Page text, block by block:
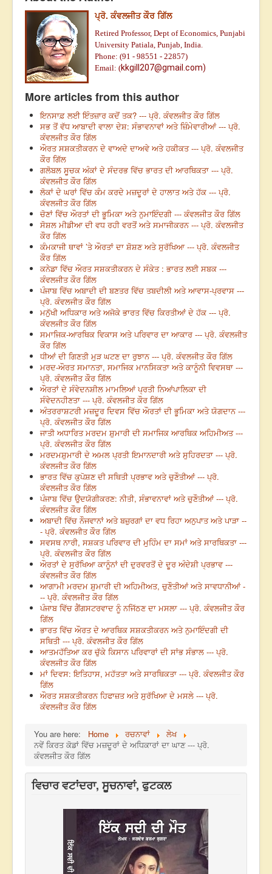
ਪ੍ਰੋ. ਕੰਵਲਜੀਤ ਕੌਰ ਗਿੱਲ
Retired Professor, Dept of Economics, Punjabi
University Patiala, Punjab, India.
Phone: (91 - 98551 - 22857)
Email: (kkgill207@gmail.com)
More articles from this author
ਇਨਸਾਫ਼ ਲਈ ਇੰਤਜ਼ਾਰ ਕਦੋਂ ਤਕ? --- ਪ੍ਰੋ. ਕੰਵਲਜੀਤ ਕੌਰ ਗਿੱਲ
ਸਭ ਤੋਂ ਵੱਧ ਆਬਾਦੀ ਵਾਲਾ ਦੇਸ਼: ਸੰਭਾਵਨਾਵਾਂ ਅਤੇ ਜ਼ਿੰਮੇਵਾਰੀਆਂ --- ਪ੍ਰੋ.
ਕੰਵਲਜੀਤ ਕੌਰ ਗਿੱਲ
ਔਰਤ ਸਸ਼ਕਤੀਕਰਨ ਦੇ ਵਾਅਦੇ ਦਾਅਵੇ ਅਤੇ ਹਕੀਕਤ --- ਪ੍ਰੋ. ਕੰਵਲਜੀਤ
ਕੌਰ ਗਿੱਲ
ਗਲੋਬਲ ਸੂਚਕ ਅੰਕਾਂ ਦੇ ਸੰਦਰਭ ਵਿੱਚ ਭਾਰਤ ਦੀ ਆਰਥਿਕਤਾ --- ਪ੍ਰੋ.
ਕੰਵਲਜੀਤ ਕੌਰ ਗਿੱਲ
ਲੋਕਾਂ ਦੇ ਘਰਾਂ ਵਿੱਚ ਕੰਮ ਕਰਦੇ ਮਜ਼ਦੂਰਾਂ ਦੇ ਹਾਲਾਤ ਅਤੇ ਹੱਕ --- ਪ੍ਰੋ.
ਕੰਵਲਜੀਤ ਕੌਰ ਗਿੱਲ
ਚੋਣਾਂ ਵਿੱਚ ਔਰਤਾਂ ਦੀ ਭੂਮਿਕਾ ਅਤੇ ਨੁਮਾਇੰਦਗੀ --- ਕੰਵਲਜੀਤ ਕੌਰ ਗਿੱਲ
ਸੋਸ਼ਲ ਮੀਡੀਆ ਦੀ ਵਧ ਰਹੀ ਵਰਤੋਂ ਅਤੇ ਸਮਾਜੀਕਰਨ --- ਪ੍ਰੋ. ਕੰਵਲਜੀਤ
ਕੌਰ ਗਿੱਲ
ਕੰਮਕਾਜੀ ਥਾਵਾਂ ’ਤੇ ਔਰਤਾਂ ਦਾ ਸ਼ੋਸ਼ਣ ਅਤੇ ਸੁਰੱਖਿਆ --- ਪ੍ਰੋ. ਕੰਵਲਜੀਤ
ਕੌਰ ਗਿੱਲ
ਕਨੇਡਾ ਵਿੱਚ ਔਰਤ ਸਸ਼ਕਤੀਕਰਨ ਦੇ ਸੰਕੇਤ : ਭਾਰਤ ਲਈ ਸਬਕ ---
ਕੰਵਲਜੀਤ ਕੌਰ ਗਿੱਲ
ਪੰਜਾਬ ਵਿੱਚ ਅਬਾਦੀ ਦੀ ਬਣਤਰ ਵਿੱਚ ਤਬਦੀਲੀ ਅਤੇ ਆਵਾਸ-ਪ੍ਰਵਾਸ ---
ਪ੍ਰੋ. ਕੰਵਲਜੀਤ ਕੌਰ ਗਿੱਲ
ਮਨੁੱਖੀ ਅਧਿਕਾਰ ਅਤੇ ਅਜੋਕੇ ਭਾਰਤ ਵਿੱਚ ਕਿਰਤੀਆਂ ਦੇ ਹੱਕ --- ਪ੍ਰੋ.
ਕੰਵਲਜੀਤ ਕੌਰ ਗਿੱਲ
ਸਮਾਜਿਕ-ਆਰਥਿਕ ਵਿਕਾਸ ਅਤੇ ਪਰਿਵਾਰ ਦਾ ਆਕਾਰ --- ਪ੍ਰੋ. ਕੰਵਲਜੀਤ
ਕੌਰ ਗਿੱਲ
ਧੀਆਂ ਦੀ ਗਿਣਤੀ ਮੁੜ ਘਟਣ ਦਾ ਰੁਝਾਨ --- ਪ੍ਰੋ. ਕੰਵਲਜੀਤ ਕੌਰ ਗਿੱਲ
ਮਰਦ-ਔਰਤ ਸਮਾਨਤਾ, ਸਮਾਜਿਕ ਮਾਨਸਿਕਤਾ ਅਤੇ ਕਾਨੂੰਨੀ ਵਿਵਸਥਾ ---
ਪ੍ਰੋ. ਕੰਵਲਜੀਤ ਕੌਰ ਗਿੱਲ
ਔਰਤਾਂ ਦੇ ਸੰਵੇਦਨਸ਼ੀਲ ਮਾਮਲਿਆਂ ਪ੍ਰਤੀ ਨਿਆਂਪਾਲਿਕਾ ਦੀ
ਸੰਵੇਦਨਹੀਣਤਾ --- ਪ੍ਰੋ. ਕੰਵਲਜੀਤ ਕੌਰ ਗਿੱਲ
ਅੰਤਰਰਾਸ਼ਟਰੀ ਮਜ਼ਦੂਰ ਦਿਵਸ ਵਿੱਚ ਔਰਤਾਂ ਦੀ ਭੂਮਿਕਾ ਅਤੇ ਯੋਗਦਾਨ ---
ਪ੍ਰੋ. ਕੰਵਲਜੀਤ ਕੌਰ ਗਿੱਲ
ਜਾਤੀ ਅਧਾਰਿਤ ਮਰਦਮ ਸ਼ੁਮਾਰੀ ਦੀ ਸਮਾਜਿਕ ਆਰਥਿਕ ਅਹਿਮੀਅਤ ---
ਪ੍ਰੋ. ਕੰਵਲਜੀਤ ਕੌਰ ਗਿੱਲ
ਮਰਦਮਸ਼ੁਮਾਰੀ ਦੇ ਅਮਲ ਪ੍ਰਤੀ ਇਮਾਨਦਾਰੀ ਅਤੇ ਸੁਹਿਰਦਤਾ --- ਪ੍ਰੋ.
ਕੰਵਲਜੀਤ ਕੌਰ ਗਿੱਲ
ਭਾਰਤ ਵਿੱਚ ਕੁਪੋਸ਼ਣ ਦੀ ਸਥਿਤੀ ਪ੍ਰਭਾਵ ਅਤੇ ਚੁਣੌਤੀਆਂ --- ਪ੍ਰੋ.
ਕੰਵਲਜੀਤ ਕੌਰ ਗਿੱਲ
ਪੰਜਾਬ ਵਿੱਚ ਉਦਯੋਗੀਕਰਣ: ਨੀਤੀ, ਸੰਭਾਵਨਾਵਾਂ ਅਤੇ ਚੁਣੌਤੀਆਂ --- ਪ੍ਰੋ.
ਕੰਵਲਜੀਤ ਕੌਰ ਗਿੱਲ
ਅਬਾਦੀ ਵਿੱਚ ਨੌਜਵਾਨਾਂ ਅਤੇ ਬਜ਼ੁਰਗਾਂ ਦਾ ਵਧ ਰਿਹਾ ਅਨੁਪਾਤ ਅਤੇ ਪਾੜਾ --
- ਪ੍ਰੋ. ਕੰਵਲਜੀਤ ਕੌਰ ਗਿੱਲ
ਸਵਸਥ ਨਾਰੀ, ਸਸ਼ਕਤ ਪਰਿਵਾਰ ਦੀ ਮੁਹਿੰਮ ਦਾ ਸਮਾਂ ਅਤੇ ਸਾਰਥਿਕਤਾ ---
ਪ੍ਰੋ. ਕੰਵਲਜੀਤ ਕੌਰ ਗਿੱਲ
ਔਰਤਾਂ ਦੇ ਸੁਰੱਖਿਆ ਕਾਨੂੰਨਾਂ ਦੀ ਦੁਰਵਰਤੋਂ ਦੇ ਦੂਰ ਅੰਦੇਸ਼ੀ ਪ੍ਰਭਾਵ ---
ਕੰਵਲਜੀਤ ਕੌਰ ਗਿੱਲ
ਆਗਾਮੀ ਮਰਦਮ ਸ਼ੁਮਾਰੀ ਦੀ ਅਹਿਮੀਅਤ, ਚੁਣੌਤੀਆਂ ਅਤੇ ਸਾਵਧਾਨੀਆਂ -
-- ਪ੍ਰੋ. ਕੰਵਲਜੀਤ ਕੌਰ ਗਿੱਲ
ਪੰਜਾਬ ਵਿੱਚ ਗੈਂਗਸਟਰਵਾਦ ਨੂੰ ਨਜਿੱਠਣ ਦਾ ਮਸਲਾ --- ਪ੍ਰੋ. ਕੰਵਲਜੀਤ ਕੌਰ
ਗਿੱਲ
ਭਾਰਤ ਵਿੱਚ ਔਰਤ ਦੇ ਆਰਥਿਕ ਸਸ਼ਕਤੀਕਰਨ ਅਤੇ ਨੁਮਾਇੰਦਗੀ ਦੀ
ਸਥਿਤੀ --- ਪ੍ਰੋ. ਕੰਵਲਜੀਤ ਕੌਰ ਗਿੱਲ
ਆਤਮਹੱਤਿਆ ਕਰ ਚੁੱਕੇ ਕਿਸਾਨ ਪਰਿਵਾਰਾਂ ਦੀ ਸਾਂਭ ਸੰਭਾਲ --- ਪ੍ਰੋ.
ਕੰਵਲਜੀਤ ਕੌਰ ਗਿੱਲ
ਮਾਂ ਦਿਵਸ: ਇਤਿਹਾਸ, ਮਹੱਤਤਾ ਅਤੇ ਸਾਰਥਿਕਤਾ --- ਪ੍ਰੋ. ਕੰਵਲਜੀਤ ਕੌਰ
ਗਿੱਲ
ਔਰਤ ਸਸ਼ਕਤੀਕਰਨ ਹਿਫਾਜ਼ਤ ਅਤੇ ਸੁਰੱਖਿਆ ਦੇ ਮਸਲੇ --- ਪ੍ਰੋ.
ਕੰਵਲਜੀਤ ਕੌਰ ਗਿੱਲ
You are here: Home ਰਚਨਾਵਾਂ
ਲੇਖ
ਨਵੇਂ ਕਿਰਤ ਕੋਡਾਂ ਵਿੱਚ ਮਜ਼ਦੂਰਾਂ ਦੇ ਅਧਿਕਾਰਾਂ ਦਾ ਘਾਣ --- ਪ੍ਰੋ.
ਕੰਵਲਜੀਤ ਕੌਰ ਗਿੱਲ
ਵਿਚਾਰ ਵਟਾਂਦਰਾ, ਸੂਚਨਾਵਾਂ, ਫੁਟਕਲ